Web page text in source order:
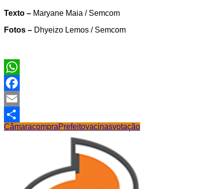
Texto – Maryane Maia / Semcom
Fotos – Dhyeizo Lemos / Semcom
WhatsApp
Facebook
Email
Share
CâmaracompraPrefeitovacinasvotação